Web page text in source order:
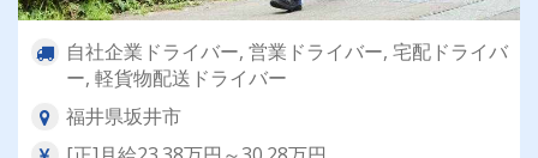
自社企業ドライバー, 営業ドライバー, 宅配ドライバ
ー, 軽貨物配送ドライバー
福井県坂井市